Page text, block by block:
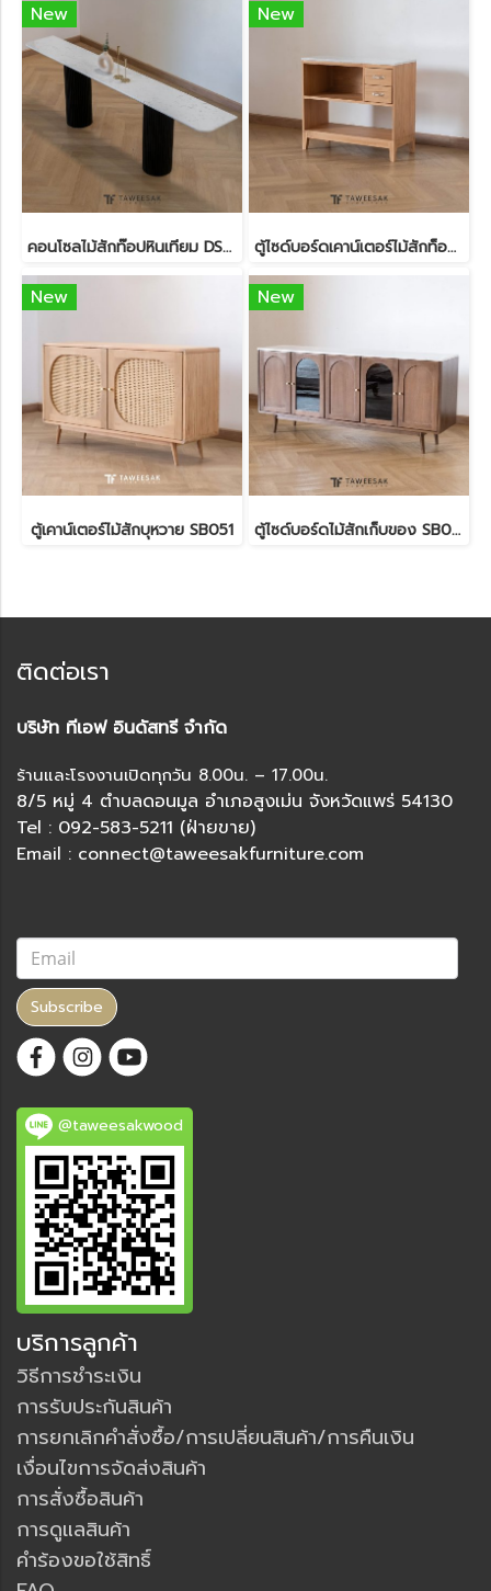
New
คอนโซลไม้สักท๊อปหินเทียม DS202
New
ตู้ไซด์บอร์ดเคาน์เตอร์ไม้สักท็อปหินอ่อน SB063
New
ตู้เคาน์เตอร์ไม้สักบุหวาย SB051
New
ตู้ไซด์บอร์ดไม้สักเก็บของ SB067
ติดต่อเรา
บริษัท ทีเอฟ อินดัสทรี จำกัด
ร้านและโรงงานเปิดทุกวัน 8.00น. – 17.00น.
8/5 หมู่ 4 ตำบลดอนมูล อำเภอสูงเม่น จังหวัดแพร่ 54130
Tel : 092-583-5211 (ฝ่ายขาย)
Email : connect@taweesakfurniture.com
Subscribe
@taweesakwood
บริการลูกค้า
วิธีการชำระเงิน
การรับประกันสินค้า
การยกเลิกคำสั่งซื้อ/การเปลี่ยนสินค้า/การคืนเงิน
เงื่อนไขการจัดส่งสินค้า
การสั่งซื้อสินค้า
การดูแลสินค้า
คำร้องขอใช้สิทธิ์